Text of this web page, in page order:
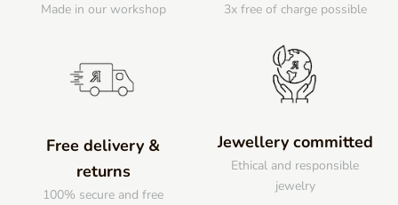
Made in our workshop 3x free of charge possible
Free delivery &
returns
100% secure and free
Jewellery committed
Ethical and responsible
jewelry